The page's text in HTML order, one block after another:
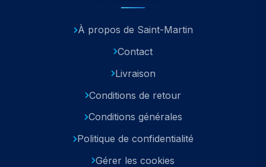
À propos de Saint-Martin
Contact
Livraison
Conditions de retour
Conditions générales
Politique de confidentialité
Gérer les cookies